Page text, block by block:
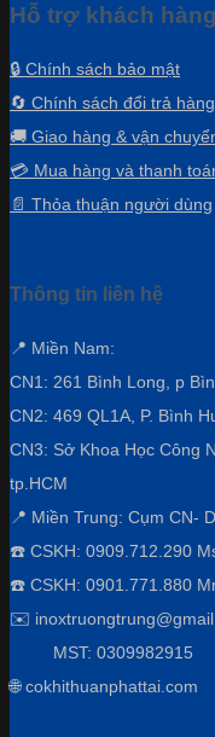
Hỗ trợ khách hàng
🔒 Chính sách bảo mật
🔄 Chính sách đổi trả hàng
🚚 Giao hàng & vận
💳 Mua hàng và thanh
📄 Thỏa thuận người dùng
Thông tin liên hệ
📍 Miền Nam:
CN1: 261 Bình Long, p
CN2: 469 QL1A, P. Bình
CN3: Sở Khoa Học Công
tp.HCM
📍 Miền Trung: Cụm CN-
☎️ CSKH: 0909.712.290
☎️ CSKH: 0901.771.880
✉️
MST: 0309982915
🌐 cokhithuanphattai.com